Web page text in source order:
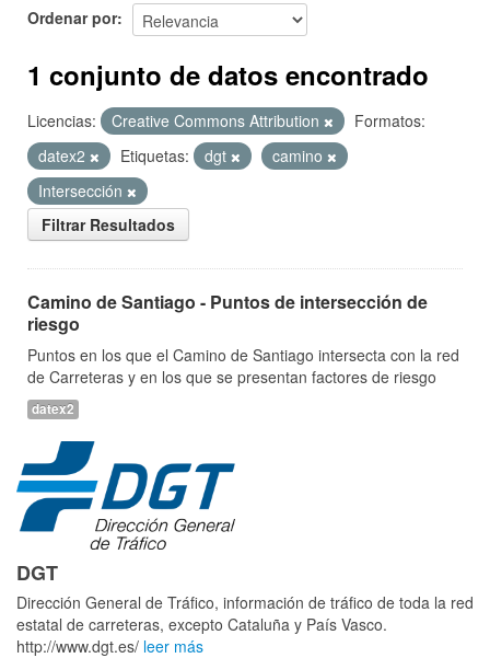
Ordenar por
1 conjunto de datos encontrado
Licencias: Creative Commons Attribution
Formatos:
datex2
Etiquetas: dgt
camino
Intersección
Filtrar Resultados
Camino de Santiago - Puntos de intersección de
riesgo
Puntos en los que el Camino de Santiago intersecta con la red
de Carreteras y en los que se presentan factores de riesgo
datex2
DGT
Dirección General de Tráfico, información de tráfico de toda la red
estatal de carreteras, excepto Cataluña y País Vasco.
http://www.dgt.es/ leer más